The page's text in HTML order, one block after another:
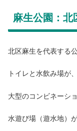
麻生公園：北
北区麻生を代表する公
トイレと水飲み場が
大型のコンビネーシ
水遊び場（遊水地）